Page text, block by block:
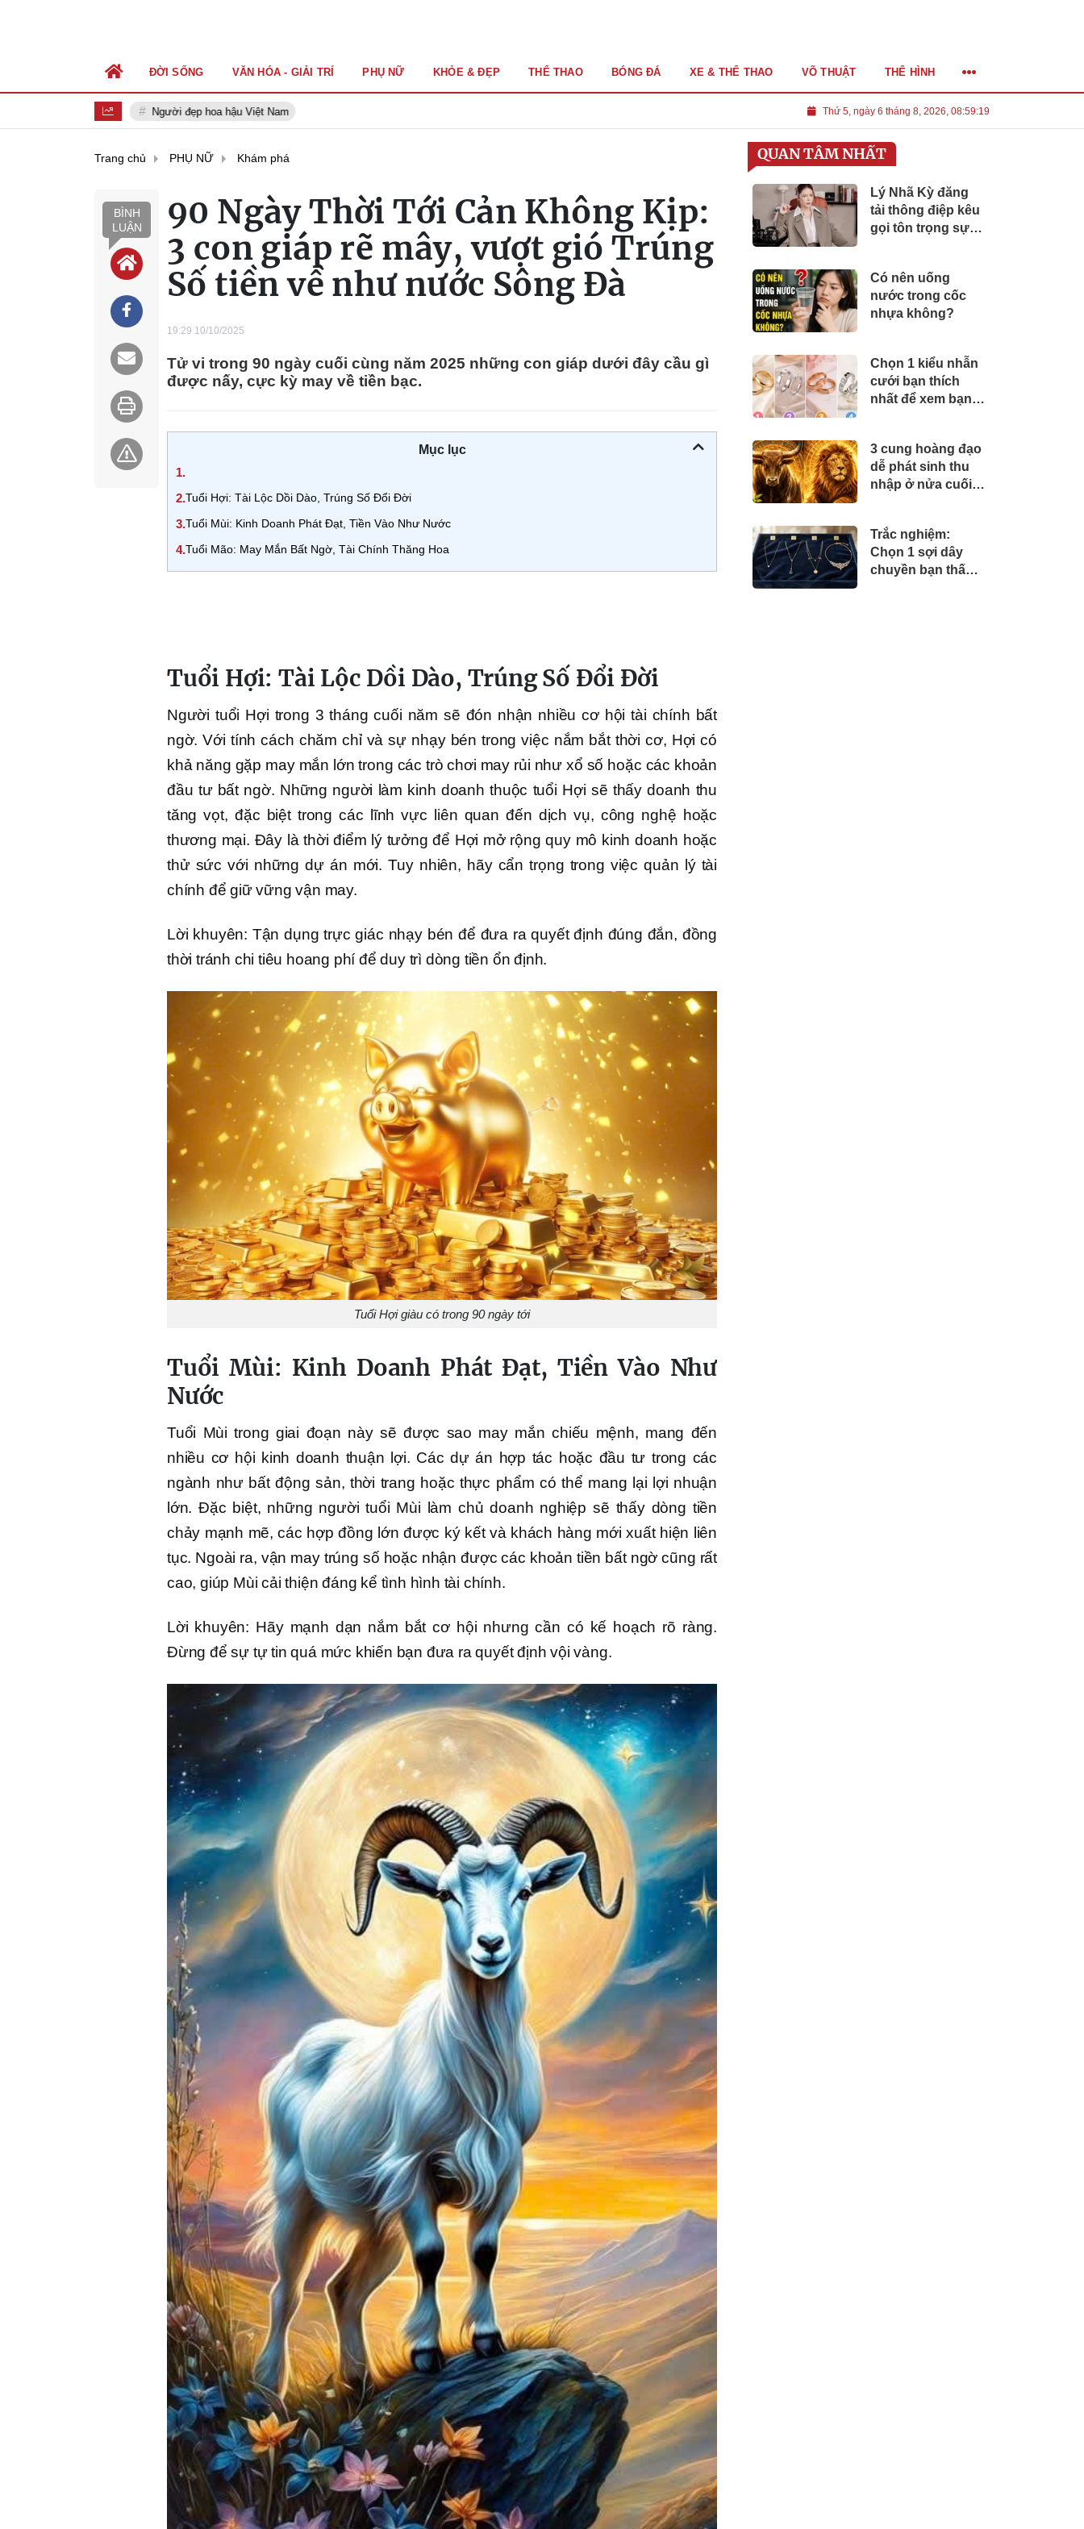
Người đẹp hoa hậu Việt Nam Thứ 5, ngày 6 tháng 8, 2026, 08:59:20
ĐỜI SỐNG VĂN HÓA - GIẢI TRÍ PHỤ NỮ KHỎE & ĐẸP THỂ THAO BÓNG ĐÁ XE & THỂ THAO VÕ THUẬT THỂ HÌNH
Trang chủ PHỤ NỮ Khám phá
BÌNH
LUẬN
90 Ngày Thời Tới Cản Không Kịp:
3 con giáp rẽ mây, vượt gió Trúng
Số tiền về như nước Sông Đà
19:29 10/10/2025
Tử vi trong 90 ngày cuối cùng năm 2025 những con giáp dưới đây cầu gì
được nấy, cực kỳ may về tiền bạc.
Mục lục
1.
2.Tuổi Hợi: Tài Lộc Dồi Dào, Trúng Số Đổi Đời
3.Tuổi Mùi: Kinh Doanh Phát Đạt, Tiền Vào Như Nước
4.Tuổi Mão: May Mắn Bất Ngờ, Tài Chính Thăng Hoa
Tuổi Hợi: Tài Lộc Dồi Dào, Trúng Số Đổi Đời
Người tuổi Hợi trong 3 tháng cuối năm sẽ đón nhận nhiều cơ hội tài chính bất
ngờ. Với tính cách chăm chỉ và sự nhạy bén trong việc nắm bắt thời cơ, Hợi có
khả năng gặp may mắn lớn trong các trò chơi may rủi như xổ số hoặc các khoản
đầu tư bất ngờ. Những người làm kinh doanh thuộc tuổi Hợi sẽ thấy doanh thu
tăng vọt, đặc biệt trong các lĩnh vực liên quan đến dịch vụ, công nghệ hoặc
thương mại. Đây là thời điểm lý tưởng để Hợi mở rộng quy mô kinh doanh hoặc
thử sức với những dự án mới. Tuy nhiên, hãy cẩn trọng trong việc quản lý tài
chính để giữ vững vận may.
Lời khuyên: Tận dụng trực giác nhạy bén để đưa ra quyết định đúng đắn, đồng
thời tránh chi tiêu hoang phí để duy trì dòng tiền ổn định.
Tuổi Hợi giàu có trong 90 ngày tới
Tuổi Mùi: Kinh Doanh Phát Đạt, Tiền Vào Như
Nước
Tuổi Mùi trong giai đoạn này sẽ được sao may mắn chiếu mệnh, mang đến
nhiều cơ hội kinh doanh thuận lợi. Các dự án hợp tác hoặc đầu tư trong các
ngành như bất động sản, thời trang hoặc thực phẩm có thể mang lại lợi nhuận
lớn. Đặc biệt, những người tuổi Mùi làm chủ doanh nghiệp sẽ thấy dòng tiền
chảy mạnh mẽ, các hợp đồng lớn được ký kết và khách hàng mới xuất hiện liên
tục. Ngoài ra, vận may trúng số hoặc nhận được các khoản tiền bất ngờ cũng rất
cao, giúp Mùi cải thiện đáng kể tình hình tài chính.
Lời khuyên: Hãy mạnh dạn nắm bắt cơ hội nhưng cần có kế hoạch rõ ràng.
Đừng để sự tự tin quá mức khiến bạn đưa ra quyết định vội vàng.
QUAN TÂM NHẤT
Lý Nhã Kỳ đăng
tải thông điệp kêu
gọi tôn trọng sự
Có nên uống
nước trong cốc
nhựa không?
Chọn 1 kiểu nhẫn
cưới bạn thích
nhất để xem bạn
3 cung hoàng đạo
dễ phát sinh thu
nhập ở nửa cuối
Trắc nghiệm:
Chọn 1 sợi dây
chuyền bạn thấy